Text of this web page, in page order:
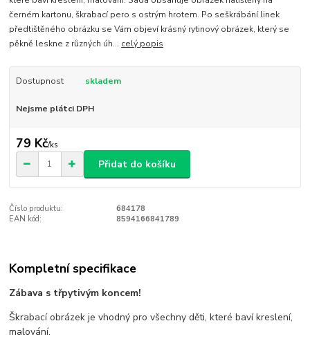
černém kartonu, škrabací pero s ostrým hrotem. Po seškrábání linek
předtištěného obrázku se Vám objeví krásný rytinový obrázek, který se
pěkně leskne z různých úh... celý popis
Dostupnost skladem
Nejsme plátci DPH
79 Kč/ks
Přidat do košíku
Číslo produktu:
684178
EAN kód:
8594166841789
Kompletní specifikace
Zábava s třpytivým koncem!
Škrabací obrázek je vhodný pro všechny děti, které baví kreslení,
malování.